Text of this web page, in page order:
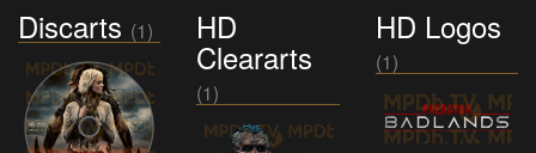
Discarts (1) HD
Cleararts
(1)
HD Logos
(1)